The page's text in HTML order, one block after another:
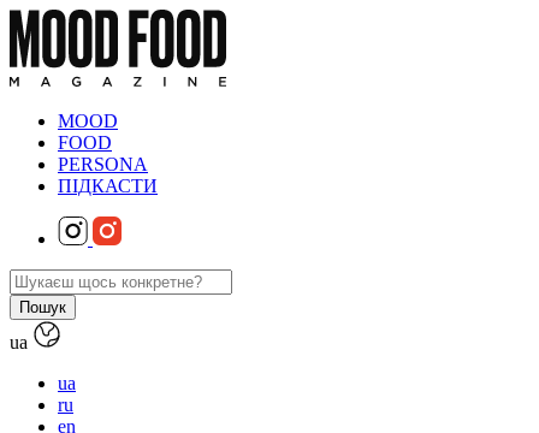
MOOD
FOOD
PERSONA
ПІДКАСТИ
ua
ua
ru
en